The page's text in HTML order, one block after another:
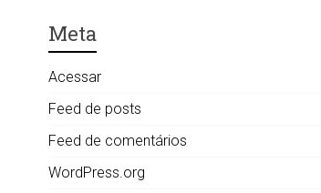
Meta
Acessar
Feed de posts
Feed de comentários
WordPress.org